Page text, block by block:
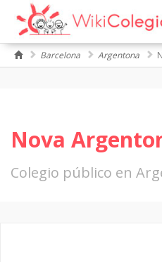
Barcelona Argentona
Nova
Colegio público en